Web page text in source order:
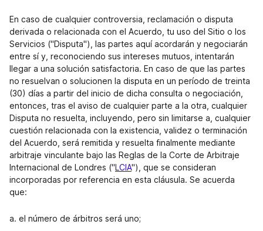
En caso de cualquier controversia, reclamación o disputa
derivada o relacionada con el Acuerdo, tu uso del Sitio o los
Servicios ("Disputa"), las partes aquí acordarán y negociarán
entre sí y, reconociendo sus intereses mutuos, intentarán
llegar a una solución satisfactoria. En caso de que las partes
no resuelvan o solucionen la disputa en un período de treinta
(30) días a partir del inicio de dicha consulta o negociación,
entonces, tras el aviso de cualquier parte a la otra, cualquier
Disputa no resuelta, incluyendo, pero sin limitarse a, cualquier
cuestión relacionada con la existencia, validez o terminación
del Acuerdo, será remitida y resuelta finalmente mediante
arbitraje vinculante bajo las Reglas de la Corte de Arbitraje
Internacional de Londres ("LCIA"), que se consideran
incorporadas por referencia en esta cláusula. Se acuerda
que:
a. el número de árbitros será uno;